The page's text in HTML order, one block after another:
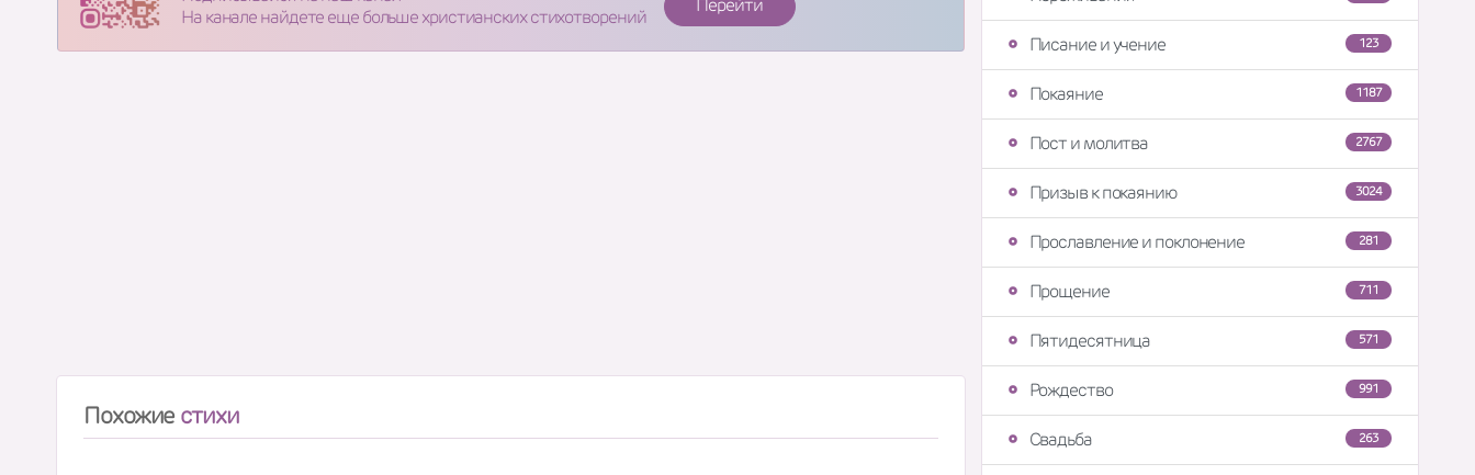
На канале найдете еще больше христианских стихотворений
Перейти
Похожие стихи
123
Писание и учение
1187
Покаяние
2767
Пост и молитва
3024
Призыв к покаянию
281
Прославление и поклонение
711
Прощение
571
Пятидесятница
991
Рождество
263
Свадьба